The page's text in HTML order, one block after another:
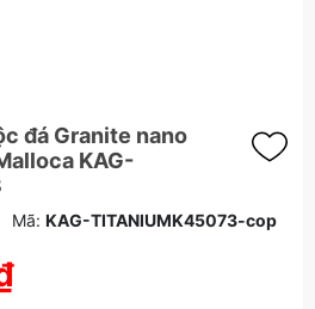
đá Granite nano
KAG-
Mã: KAG-TITANIUMK45073-cop